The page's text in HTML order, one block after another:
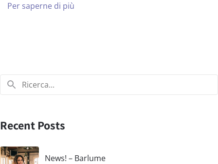
Per saperne di più
Recent Posts
News! – Barlume